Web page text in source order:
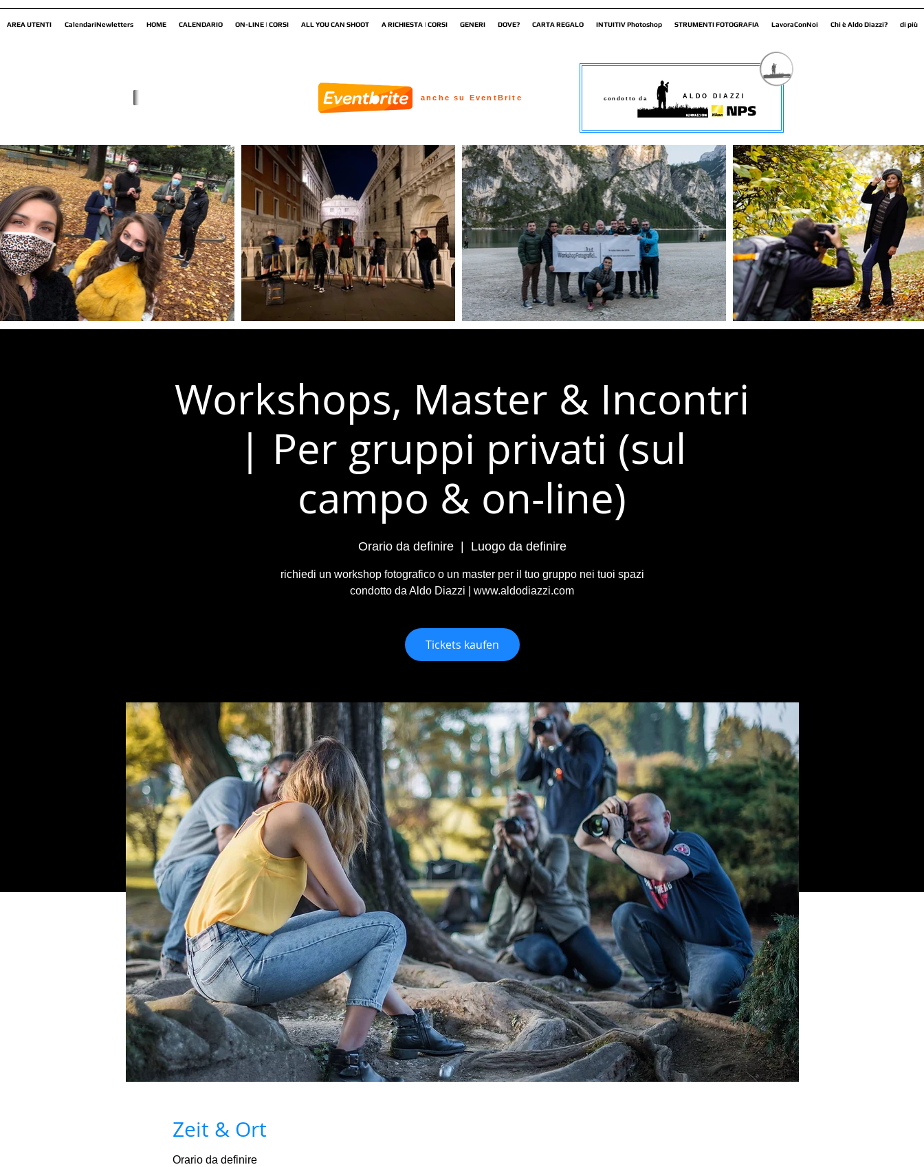
AREA UTENTI CalendariNewletters HOME CALENDARIO ON-LINE | CORSI ALL YOU CAN SHOOT A RICHIESTA | CORSI GENERI DOVE? CARTA REGALO INTUITIV Photoshop STRUMENTI FOTOGRAFIA LavoraConNoi Chi è Aldo Diazzi? di più
Workshops, Master & Incontri
| Per gruppi privati (sul
campo & on-line)
Orario da definire
  |
Luogo da definire
richiedi un workshop fotografico o un master per il tuo gruppo nei tuoi spazi
condotto da Aldo Diazzi | www.aldodiazzi.com
Tickets kaufen
Zeit & Ort
Orario da definire
condotto da ALDO DIAZZI
anche su EventBrite